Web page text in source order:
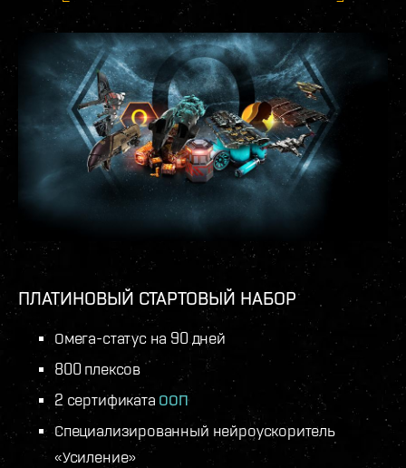
ПЛАТИНОВЫЙ СТАРТОВЫЙ НАБОР
Омега-статус на 90 дней
800 плексов
2 сертификата ООП
Специализированный нейроускоритель
«Усиление»